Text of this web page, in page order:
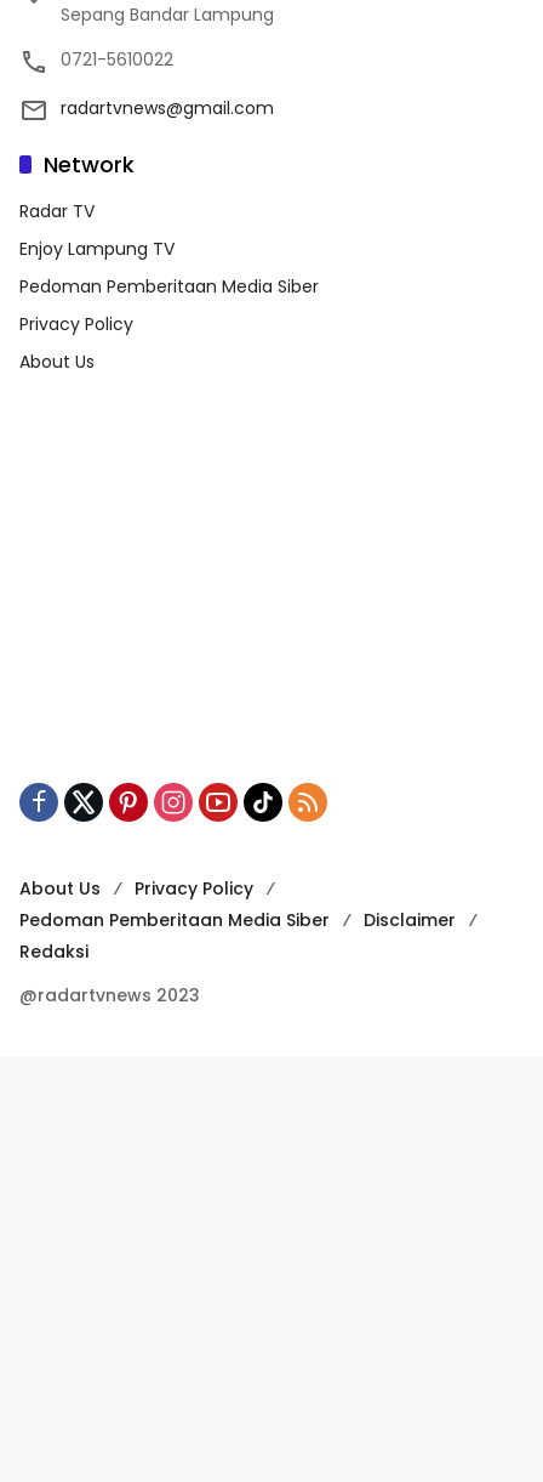
Sepang Bandar Lampung
0721-5610022
radartvnews@gmail.com
Network
Radar TV
Enjoy Lampung TV
Pedoman Pemberitaan Media Siber
Privacy Policy
About Us
About Us
Privacy Policy
Pedoman Pemberitaan Media Siber
Disclaimer
Redaksi
@radartvnews 2023